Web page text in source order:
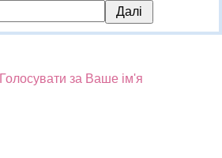
Голосувати за Ваше ім'я